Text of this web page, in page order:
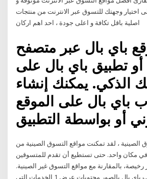
وجهتك للتسوق عبر الانترنت من منتجات
اصلية باقل تكافة و اعلى جودة ، احد اهم اركان
باي بال عبر متصفح
أو تطبيق باي بال على
الذكي. يمكنك إنشاء
باي بال على الموقع
الصينية ، لقد تمكنت مواقع التسوق الصينية من
مكان واحد. حتى تستطيع أن تقدم للمتسوقين
بالمقارنة مع مواقع التسوق غير الصينية.
خطوات إنشاء حساب باي بال بالصور محتويات عرض 1 الخدمات التي